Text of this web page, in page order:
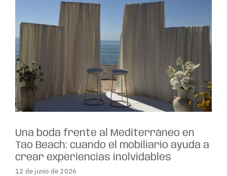
Una boda frente al Mediterráneo en
Tao Beach: cuando el mobiliario ayuda a
crear experiencias inolvidables
12 de junio de 2026